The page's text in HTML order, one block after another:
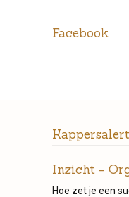
Facebook
Kappersalert
Inzicht –
Hoe zet je een